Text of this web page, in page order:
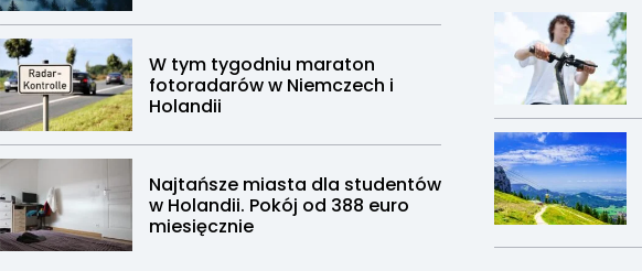
W tym tygodniu maraton
fotoradarów w Niemczech i
Holandii
Najtańsze miasta dla studentów
w Holandii. Pokój od 388 euro
miesięcznie